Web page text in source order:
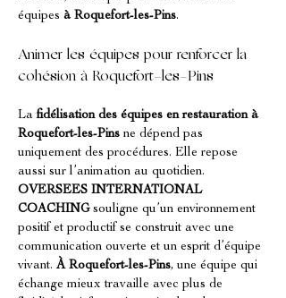
équipes à Roquefort-les-Pins.
Animer les équipes pour renforcer la
cohésion à Roquefort-les-Pins
La fidélisation des équipes en restauration à
Roquefort-les-Pins ne dépend pas
uniquement des procédures. Elle repose
aussi sur l’animation au quotidien.
OVERSEES INTERNATIONAL
COACHING souligne qu’un environnement
positif et productif se construit avec une
communication ouverte et un esprit d’équipe
vivant. À Roquefort-les-Pins, une équipe qui
échange mieux travaille avec plus de